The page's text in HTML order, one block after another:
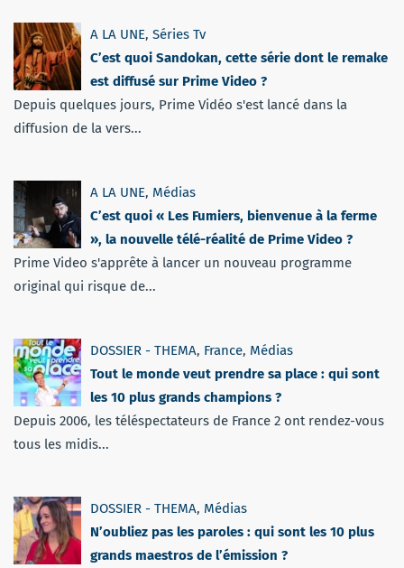
A LA UNE, Séries Tv
C’est quoi Sandokan, cette série dont le remake
est diffusé sur Prime Video ?
Depuis quelques jours, Prime Vidéo s'est lancé dans la
diffusion de la vers...
A LA UNE, Médias
C’est quoi « Les Fumiers, bienvenue à la ferme
», la nouvelle télé-réalité de Prime Video ?
Prime Video s'apprête à lancer un nouveau programme
original qui risque de...
DOSSIER - THEMA, France, Médias
Tout le monde veut prendre sa place : qui sont
les 10 plus grands champions ?
Depuis 2006, les téléspectateurs de France 2 ont rendez-vous
tous les midis...
DOSSIER - THEMA, Médias
N’oubliez pas les paroles : qui sont les 10 plus
grands maestros de l’émission ?